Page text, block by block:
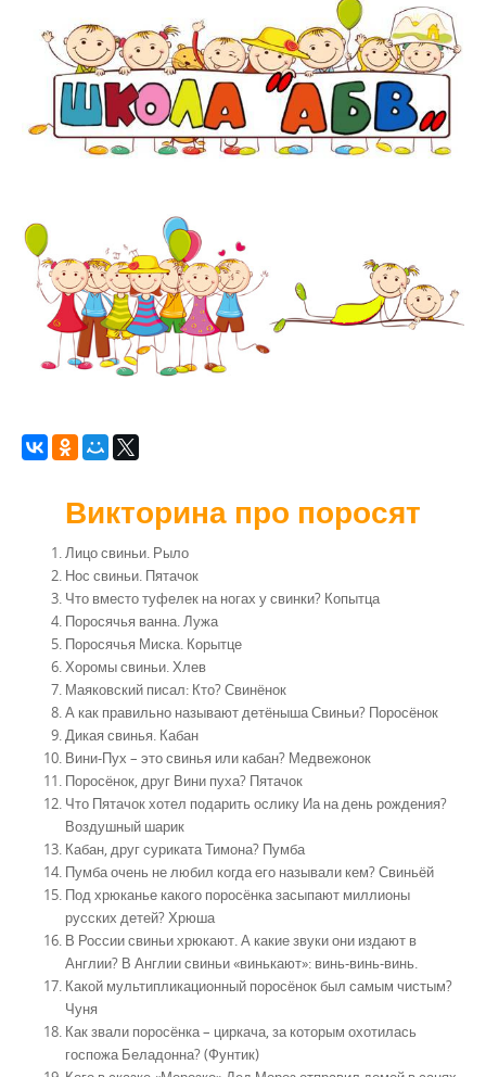
Викторина про поросят
Лицо свиньи. Рыло
Нос свиньи. Пятачок
Что вместо туфелек на ногах у свинки? Копытца
Поросячья ванна. Лужа
Поросячья Миска. Корытце
Хоромы свиньи. Хлев
Маяковский писал: Кто? Свинёнок
А как правильно называют детёныша Свиньи? Поросёнок
Дикая свинья. Кабан
Вини-Пух – это свинья или кабан? Медвежонок
Поросёнок, друг Вини пуха? Пятачок
Что Пятачок хотел подарить ослику Иа на день рождения?
Воздушный шарик
Кабан, друг суриката Тимона? Пумба
Пумба очень не любил когда его называли кем? Свиньёй
Под хрюканье какого поросёнка засыпают миллионы
русских детей? Хрюша
В России свиньи хрюкают. А какие звуки они издают в
Англии? В Англии свиньи «винькают»: винь-винь-винь.
Какой мультипликационный поросёнок был самым чистым?
Чуня
Как звали поросёнка – циркача, за которым охотилась
госпожа Беладонна? (Фунтик)